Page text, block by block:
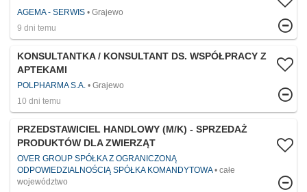
AGEMA - SERWIS
Grajewo
9 dni temu
KONSULTANTKA / KONSULTANT DS. WSPÓŁPRACY Z
APTEKAMI
POLPHARMA S.A.
Grajewo
10 dni temu
PRZEDSTAWICIEL HANDLOWY (M/K) - SPRZEDAŻ
PRODUKTÓW DLA ZWIERZĄT
OVER GROUP SPÓŁKA Z OGRANICZONĄ
ODPOWIEDZIALNOŚCIĄ SPÓŁKA KOMANDYTOWA
całe
województwo